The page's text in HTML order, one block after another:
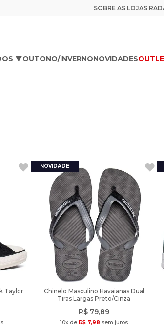
SOBRE AS LOJAS
▼OUTONO/INVERNONOVIDADES
Taylor
Chinelo Masculino Havaianas Dual
Tiras Largas Preto/Cinza
R$ 79,89
10x de R$ 7,98 sem juros